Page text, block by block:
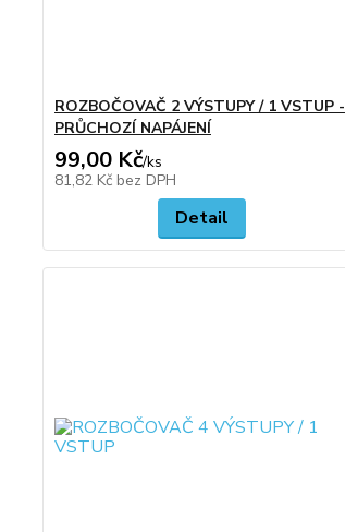
ROZBOČOVAČ 2 VÝSTUPY / 1 VSTUP -
PRŮCHOZÍ NAPÁJENÍ
99,00 Kč/ks
81,82 Kč bez DPH
Detail